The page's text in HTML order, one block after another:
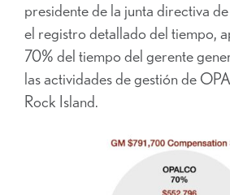
presidente de la junta directiva
el registro detallado del tiempo,
70% del tiempo del gerente
las actividades de gestión de
Rock Island.